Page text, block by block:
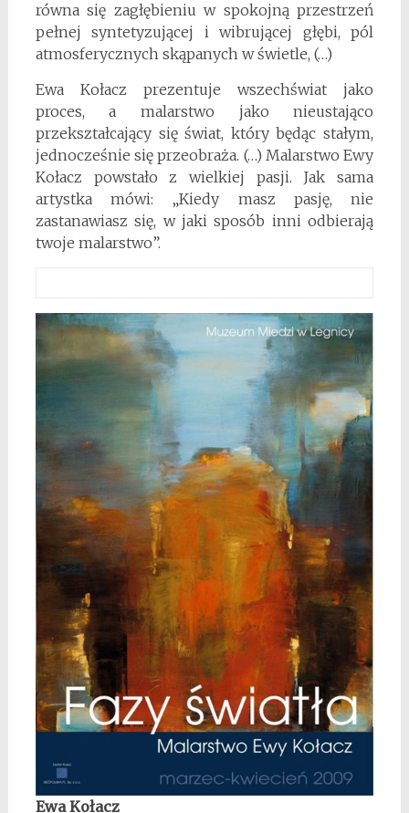
równa się zagłębieniu w spokojną przestrzeń
pełnej syntetyzującej i wibrującej głębi, pól
atmosferycznych skąpanych w świetle, (…)
Ewa Kołacz prezentuje wszechświat jako
proces, a malarstwo jako nieustająco
przekształcający się świat, który będąc stałym,
jednocześnie się przeobraża. (…) Malarstwo Ewy
Kołacz powstało z wielkiej pasji. Jak sama
artystka mówi: „Kiedy masz pasję, nie
zastanawiasz się, w jaki sposób inni odbierają
twoje malarstwo”.
Ewa Kołacz